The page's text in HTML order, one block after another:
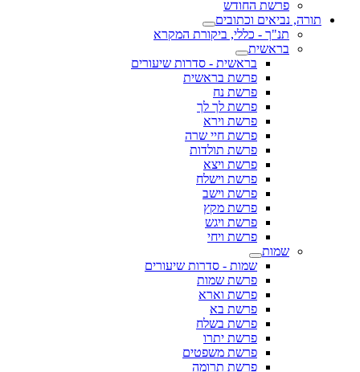
פרשת החודש
תורה, נביאים וכתובים
תנ"ך - כללי, ביקורת המקרא
בראשית
בראשית - סדרות שיעורים
פרשת בראשית
פרשת נח
פרשת לך לך
פרשת וירא
פרשת חיי שרה
פרשת תולדות
פרשת ויצא
פרשת וישלח
פרשת וישב
פרשת מקץ
פרשת ויגש
פרשת ויחי
שמות
שמות - סדרות שיעורים
פרשת שמות
פרשת וארא
פרשת בא
פרשת בשלח
פרשת יתרו
פרשת משפטים
פרשת תרומה